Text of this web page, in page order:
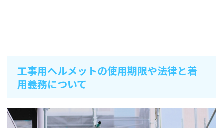
工事用ヘルメットの使用期限や法律と着
用義務について